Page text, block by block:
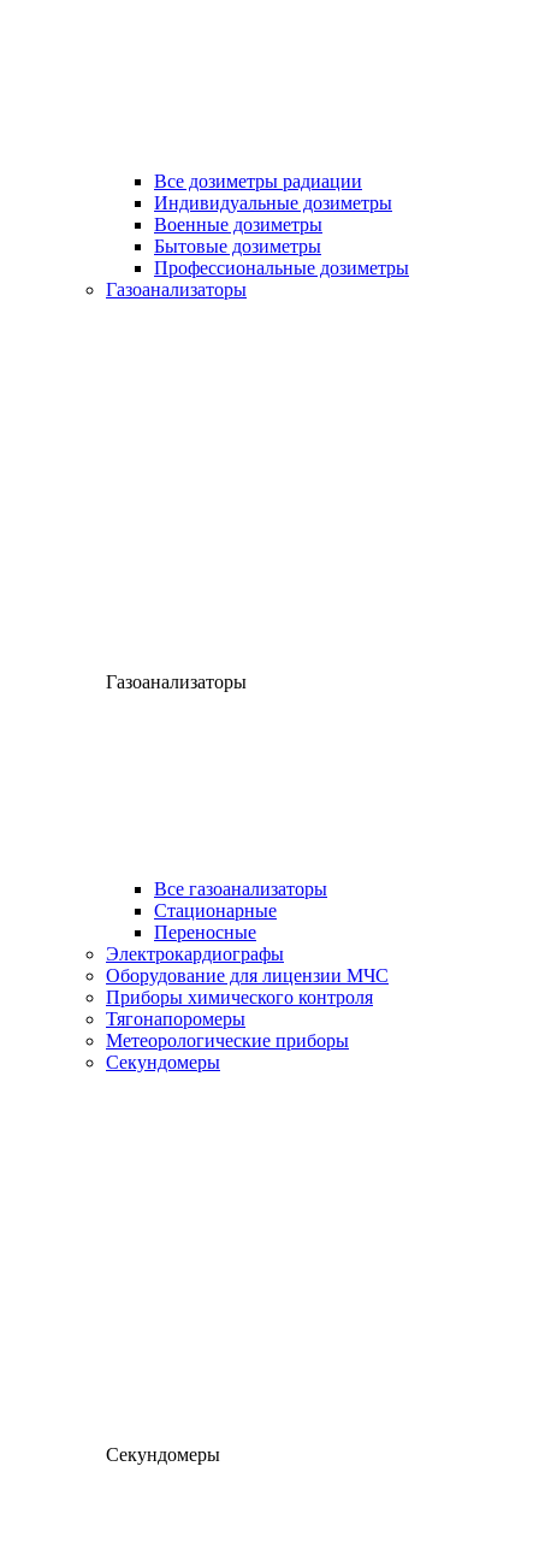
Все дозиметры радиации
Индивидуальные дозиметры
Военные дозиметры
Бытовые дозиметры
Профессиональные дозиметры
Газоанализаторы
Газоанализаторы
Все газоанализаторы
Cтационарные
Переносные
Электрокардиографы
Оборудование для лицензии МЧС
Приборы химического контроля
Тягонапоромеры
Метеорологические приборы
Секундомеры
Секундомеры